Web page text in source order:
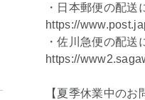
・日本郵便の配送
https://
・佐川急便の配送
https://
【夏季休業中のお